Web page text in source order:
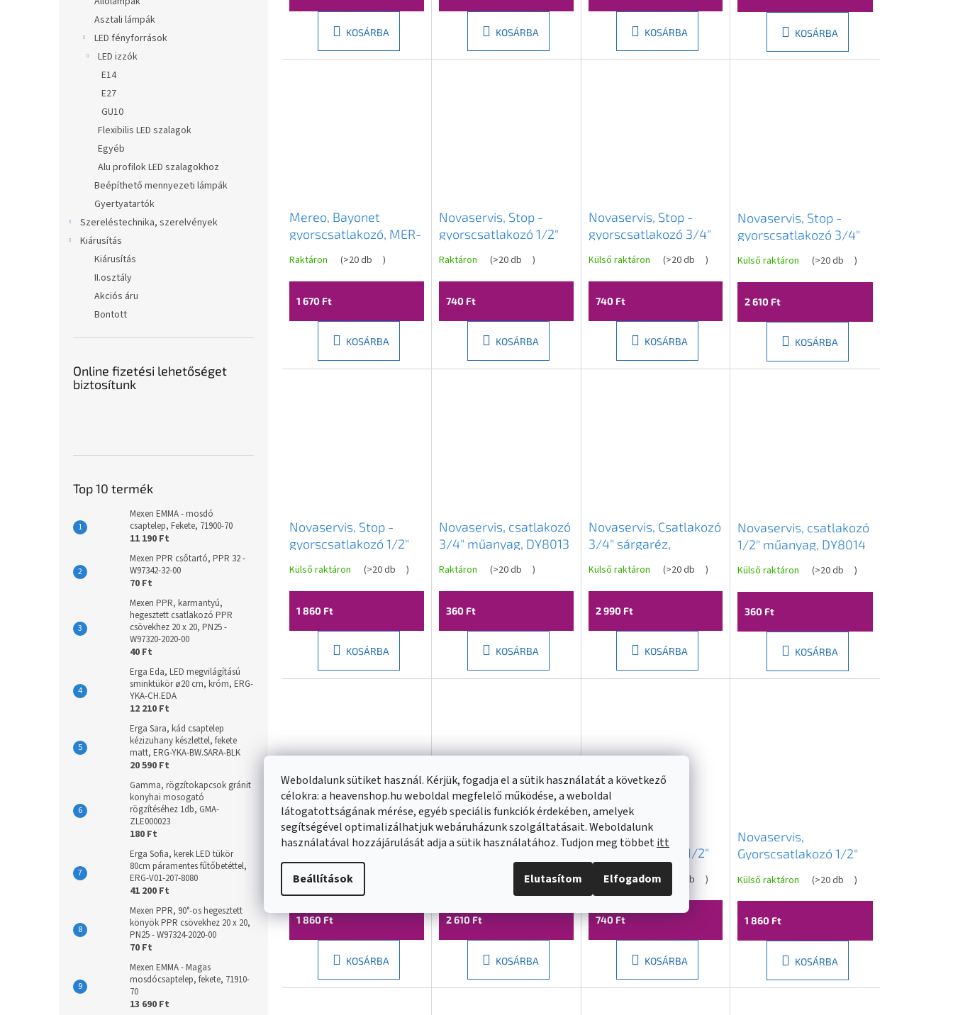
Weboldalunk sütiket használ. Kérjük, fogadja el a sütik használatát a következő
célokra: a heavenshop.hu weboldal megfelelő működése, a weboldal
látogatottságának mérése, egyéb speciális funkciók érdekében, amelyek
segítségével optimalizálhatjuk webáruházunk szolgáltatásait. Weboldalunk
használatával hozzájárulását adja a sütik használatához. Tudjon meg többetitt
Beállítások Elutasítom Elfogadom
Asztali lámpák
LED fényforrások
LED izzók
E14
E27
GU10
Flexibilis LED szalagok
Egyéb
Alu profilok LED szalagokhoz
Beépíthető mennyezeti lámpák
Gyertyatartók
Szereléstechnika, szerelvények
Kiárusítás
Kiárusítás
II.osztály
Akciós áru
Bontott
Online fizetési lehetőséget
biztosítunk
Top 10 termék
Mexen EMMA - mosdó
csaptelep, Fekete, 71900-70
11 190 Ft
Mexen PPR csőtartó, PPR 32 -
W97342-32-00
70 Ft
Mexen PPR, karmantyú,
hegesztett csatlakozó PPR
csövekhez 20 x 20, PN25 -
W97320-2020-00
40 Ft
Erga Eda, LED megvilágítású
sminktükör ø20 cm, króm, ERG-
YKA-CH.EDA
12 210 Ft
Erga Sara, kád csaptelep
kézizuhany készlettel, fekete
matt, ERG-YKA-BW.SARA-BLK
20 590 Ft
Gamma, rögzítokapcsok gránit
konyhai mosogató
rögzítéséhez 1db, GMA-
ZLE000023
180 Ft
Erga Sofia, kerek LED tükör
80cm páramentes fűtőbetéttel,
ERG-V01-207-8080
41 200 Ft
Mexen PPR, 90°-os hegesztett
könyök PPR csövekhez 20 x 20,
PN25 - W97324-2020-00
70 Ft
Mexen EMMA - Magas
mosdócsaptelep, fekete, 71910-
70
13 690 Ft
KOSÁRBA KOSÁRBA KOSÁRBA KOSÁRBA
Mereo, Bayonet
gyorscsatlakozó, MER-
Raktáron (>20 db )
1 670 Ft
KOSÁRBA
Novaservis, Stop -
gyorscsatlakozó 1/2"
Raktáron (>20 db )
740 Ft
KOSÁRBA
Novaservis, Stop -
gyorscsatlakozó 3/4"
Külső raktáron (>20 db )
740 Ft
KOSÁRBA
Novaservis, Stop -
gyorscsatlakozó 3/4"
Külső raktáron (>20 db )
2 610 Ft
KOSÁRBA
Novaservis, Stop -
gyorscsatlakozó 1/2"
Külső raktáron (>20 db )
1 860 Ft
KOSÁRBA
Novaservis, csatlakozó
3/4" műanyag, DY8013
Raktáron (>20 db )
360 Ft
KOSÁRBA
Novaservis, Csatlakozó
3/4" sárgaréz,
Külső raktáron (>20 db )
2 990 Ft
KOSÁRBA
Novaservis, csatlakozó
1/2" műanyag, DY8014
Külső raktáron (>20 db )
360 Ft
KOSÁRBA
Novaservis, csatlakozó
1/2" sárgaréz, DY8014C
Külső raktáron
1 860 Ft
KOSÁRBA
Novaservis,
Gyorscsatlakozó 3/4"
)
2 610 Ft
KOSÁRBA
Novaservis,
Gyorscsatlakozó 1/2"
Külső raktáron >20 db )
740 Ft
KOSÁRBA
Novaservis,
Gyorscsatlakozó 1/2"
Külső raktáron (>20 db )
1 860 Ft
KOSÁRBA